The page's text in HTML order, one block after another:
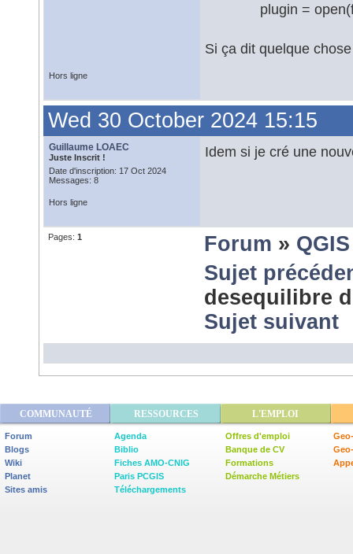
plugin =
Si ça dit quelque
Hors ligne
Wed 30 October 2024 15:15
Guillaume LOAEC
Juste Inscrit !
Date d'inscription: 17 Oct 2024
Messages: 8
Idem si je cré une
Hors ligne
Pages: 1 Forum » QGIS
Sujet
desequilibre
Sujet suivant
COMMUNAUTÉ RESSOURCES L'EMPLOI
Forum
Blogs
Wiki
Planet
Sites amis
Agenda
Biblio
Fiches AMO-CNIG
Paris PCGIS
Téléchargements
Offres d'emploi
Banque de CV
Formations
Démarche Métiers